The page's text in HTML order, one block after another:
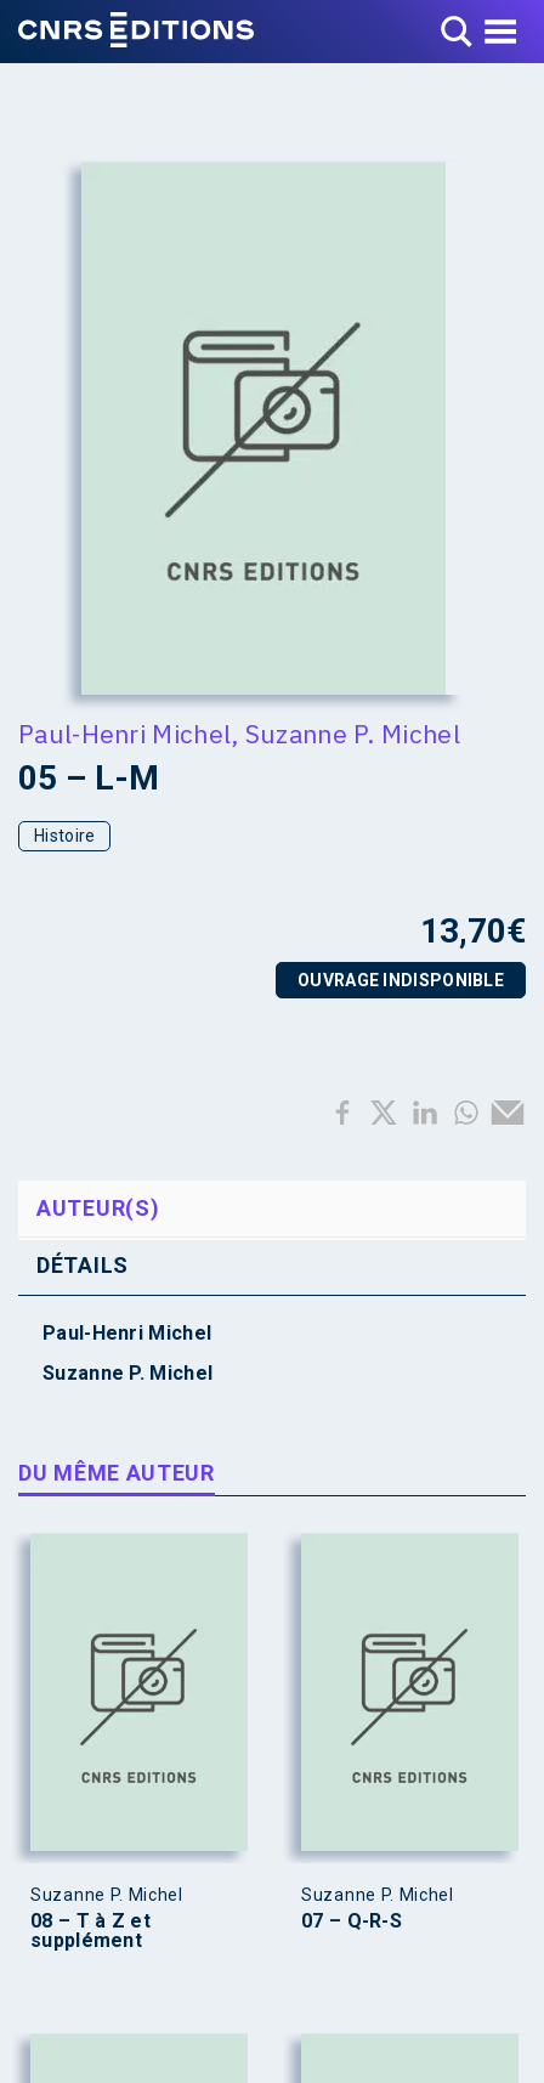
Toggle Menu
Paul-Henri Michel, Suzanne P. Michel
05 – L-M
Histoire
13,70€
OUVRAGE INDISPONIBLE
AUTEUR(S)
DÉTAILS
Paul-Henri Michel
Suzanne P. Michel
DU MÊME AUTEUR
Suzanne P. Michel
08 – T à Z et
supplément
Suzanne P. Michel
07 – Q-R-S